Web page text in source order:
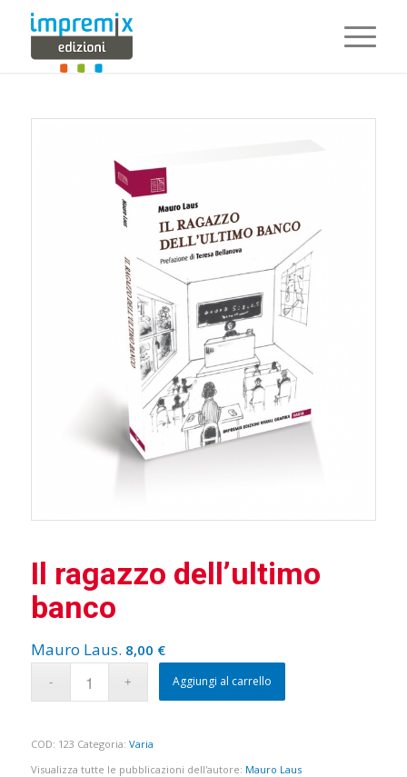
Il ragazzo dell’ultimo
banco
Mauro Laus. 8,00 €
Aggiungi al carrello
COD: 123 Categoria: Varia
Visualizza tutte le pubblicazioni dell'autore: Mauro Laus